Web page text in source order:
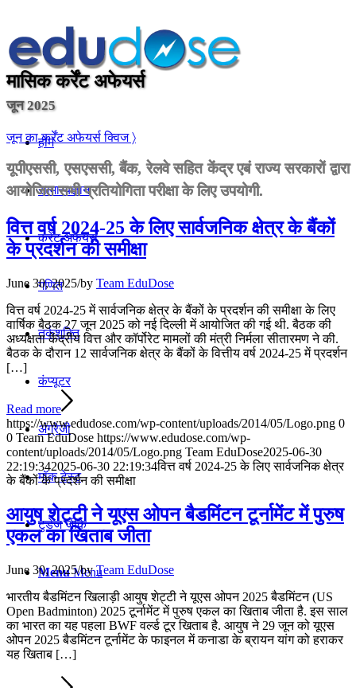
होम
सामान्यज्ञान
करेंट अफेयर्स
गणित
तर्कशक्ति
कंप्यूटर
अंग्रेजी
मॉक टेस्ट
टुडेज जीके
Menu Menu
मासिक कर्रेंट अफेयर्स
जून 2025
जून का कर्रेंट अफेयर्स क्विज 〉
यूपीएससी, एसएससी, बैंक, रेलवे सहित केंद्र एबं राज्य सरकारों द्वारा
आयोजित सभी प्रतियोगिता परीक्षा के लिए उपयोगी.
वित्त वर्ष 2024-25 के लिए सार्वजनिक क्षेत्र के बैंकों
के प्रदर्शन की समीक्षा
June 30, 2025/by Team EduDose
वित्त वर्ष 2024-25 में सार्वजनिक क्षेत्र के बैंकों के प्रदर्शन की समीक्षा के लिए
वार्षिक बैठक 27 जून 2025 को नई दिल्ली में आयोजित की गई थी. बैठक की
अध्यक्षता केंद्रीय वित्त और कॉर्पोरेट मामलों की मंत्री निर्मला सीतारमण ने की.
बैठक के दौरान 12 सार्वजनिक क्षेत्र के बैंकों के वित्तीय वर्ष 2024-25 में प्रदर्शन
[…]
Read more
https://www.edudose.com/wp-content/uploads/2014/05/Logo.png 0
0 Team EduDose https://www.edudose.com/wp-
content/uploads/2014/05/Logo.png Team EduDose2025-06-30
22:19:342025-06-30 22:19:34वित्त वर्ष 2024-25 के लिए सार्वजनिक क्षेत्र
के बैंकों के प्रदर्शन की समीक्षा
आयुष शेट्टी ने यूएस ओपन बैडमिंटन टूर्नामेंट में पुरुष
एकल का खिताब जीता
June 30, 2025/byTeam EduDose
भारतीय बैडमिंटन खिलाड़ी आयुष शेट्टी ने यूएस ओपन 2025 बैडमिंटन (US
Open Badminton) 2025 टूर्नामेंट में पुरुष एकल का खिताब जीता है. इस साल
का भारत का यह पहला BWF वर्ल्ड टूर खिताब है. आयुष ने 29 जून को यूएस
ओपन 2025 बैडमिंटन टूर्नामेंट के फाइनल में कनाडा के ब्रायन यांग को हराकर
यह खिताब […]